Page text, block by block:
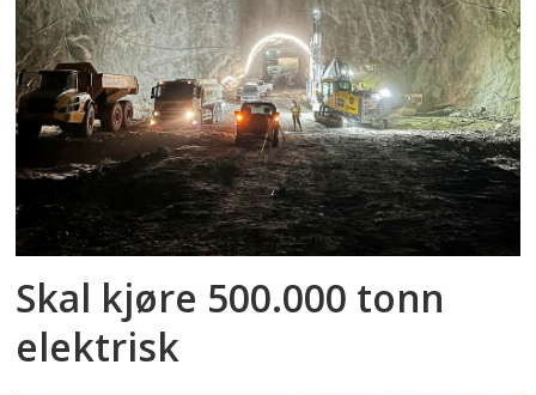
Skal kjøre 500.000 tonn
elektrisk